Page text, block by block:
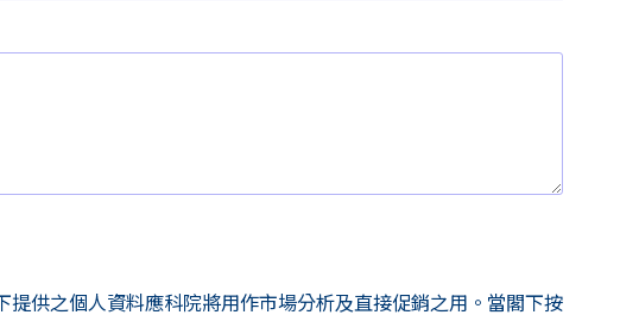
供之個人資料應科院將用作市場分析及直接促銷之用。當閣下按